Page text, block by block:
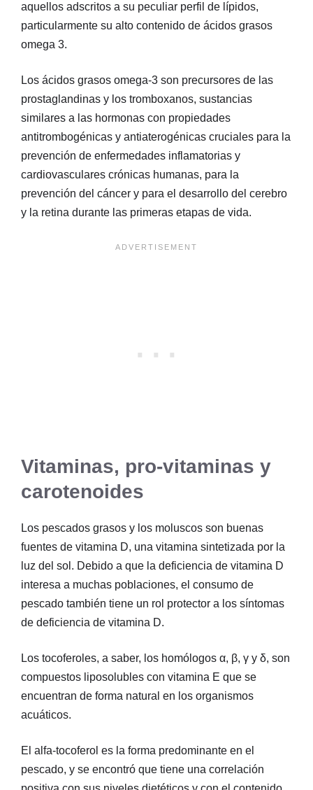
aquellos adscritos a su peculiar perfil de lípidos,
particularmente su alto contenido de ácidos grasos
omega 3.
Los ácidos grasos omega-3 son precursores de las
prostaglandinas y los tromboxanos, sustancias
similares a las hormonas con propiedades
antitrombogénicas y antiaterogénicas cruciales para la
prevención de enfermedades inflamatorias y
cardiovasculares crónicas humanas, para la
prevención del cáncer y para el desarrollo del cerebro
y la retina durante las primeras etapas de vida.
Vitaminas, pro-vitaminas y
carotenoides
Los pescados grasos y los moluscos son buenas
fuentes de vitamina D, una vitamina sintetizada por la
luz del sol. Debido a que la deficiencia de vitamina D
interesa a muchas poblaciones, el consumo de
pescado también tiene un rol protector a los síntomas
de deficiencia de vitamina D.
Los tocoferoles, a saber, los homólogos α, β, γ y δ, son
compuestos liposolubles con vitamina E que se
encuentran de forma natural en los organismos
acuáticos.
El alfa-tocoferol es la forma predominante en el
pescado, y se encontró que tiene una correlación